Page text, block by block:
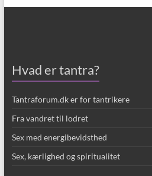
Hvad er tantra?
Tantraforum.dk er for tantrikere
Fra vandret til lodret
Sex med energibevidsthed
Sex, kærlighed og spiritualitet